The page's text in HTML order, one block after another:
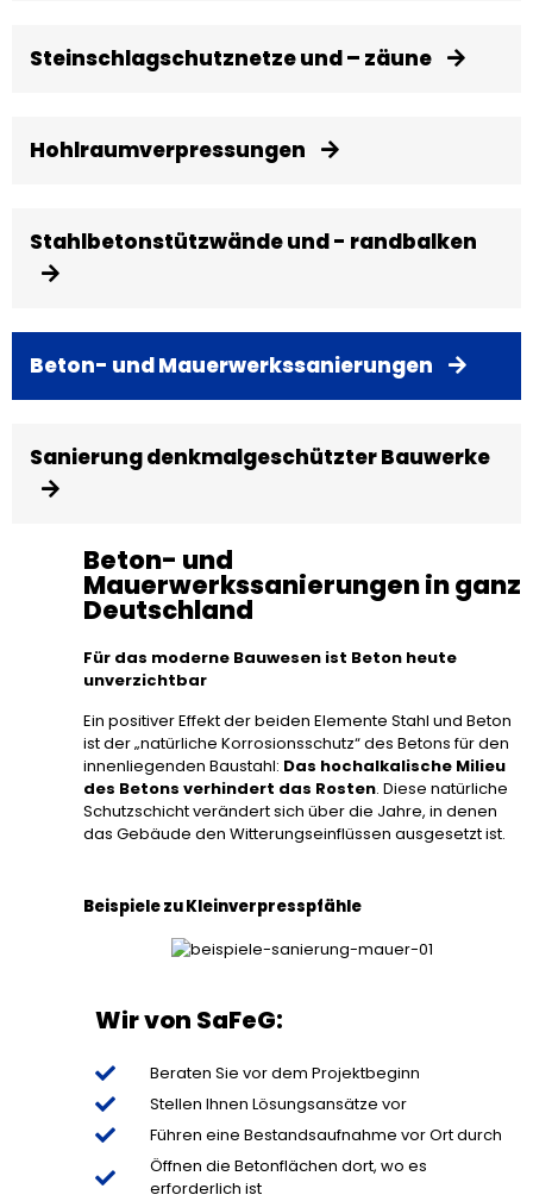
Steinschlagschutznetze und – zäune
Hohlraumverpressungen
Stahlbetonstützwände und - randbalken
Beton- und Mauerwerkssanierungen
Sanierung denkmalgeschützter Bauwerke
Beton- und
Mauerwerkssanierungen in ganz
Deutschland
Für das moderne Bauwesen ist Beton heute
unverzichtbar
Ein positiver Effekt der beiden Elemente Stahl und Beton
ist der „natürliche Korrosionsschutz“ des Betons für den
innenliegenden Baustahl: Das hochalkalische Milieu
des Betons verhindert das Rosten. Diese natürliche
Schutzschicht verändert sich über die Jahre, in denen
das Gebäude den Witterungseinflüssen ausgesetzt ist.
Beispiele zu Kleinverpresspfähle
Wir von SaFeG:
Beraten Sie vor dem Projektbeginn
Stellen Ihnen Lösungsansätze vor
Führen eine Bestandsaufnahme vor Ort durch
Öffnen die Betonflächen dort, wo es
erforderlich ist